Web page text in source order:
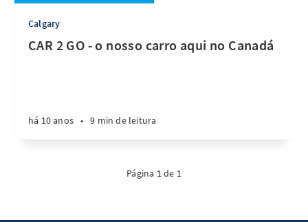
Calgary
CAR 2 GO - o nosso carro aqui no Canadá
há 10 anos • 9 min de leitura
Página 1 de 1